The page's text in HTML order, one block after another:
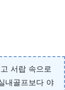
서랍 속으로
내골프보다 야